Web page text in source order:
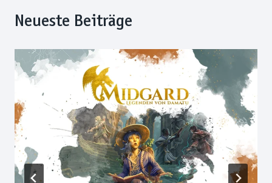
Neueste Beiträge